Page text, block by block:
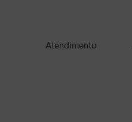
Atendimento